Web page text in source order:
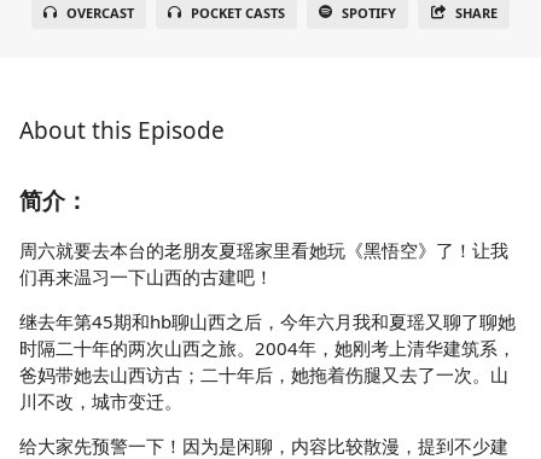
OVERCAST POCKET CASTS SPOTIFY SHARE
About this Episode
简介：
周六就要去本台的老朋友夏瑶家里看她玩《黑悟空》了！让我
们再来温习一下山西的古建吧！
继去年第45期和hb聊山西之后，今年六月我和夏瑶又聊了聊她
时隔二十年的两次山西之旅。2004年，她刚考上清华建筑系，
爸妈带她去山西访古；二十年后，她拖着伤腿又去了一次。山
川不改，城市变迁。
给大家先预警一下！因为是闲聊，内容比较散漫，提到不少建